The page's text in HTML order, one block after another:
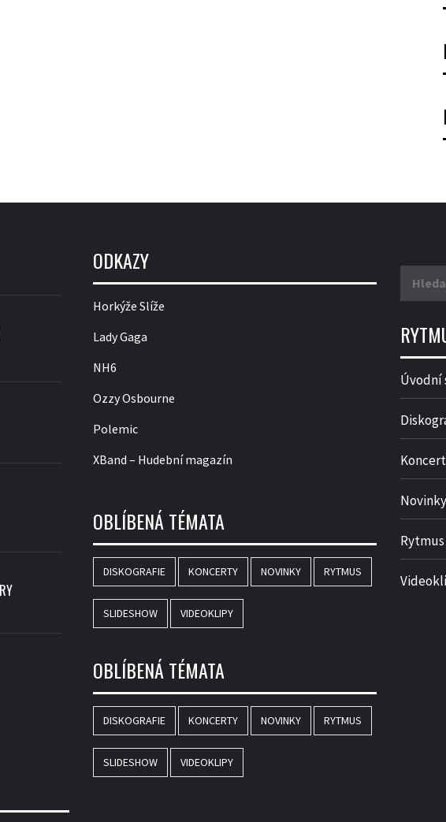
ODKAZY
Horkýže Slíže
Lady Gaga
NH6
Ozzy Osbourne
Polemic
XBand – Hudební magazín
OBLÍBENÁ TÉMATA
DISKOGRAFIE KONCERTY NOVINKY RYTMUS
SLIDESHOW VIDEOKLIPY
OBLÍBENÁ TÉMATA
DISKOGRAFIE KONCERTY NOVINKY RYTMUS
SLIDESHOW VIDEOKLIPY
Úvodní
Novinky
Rytmus